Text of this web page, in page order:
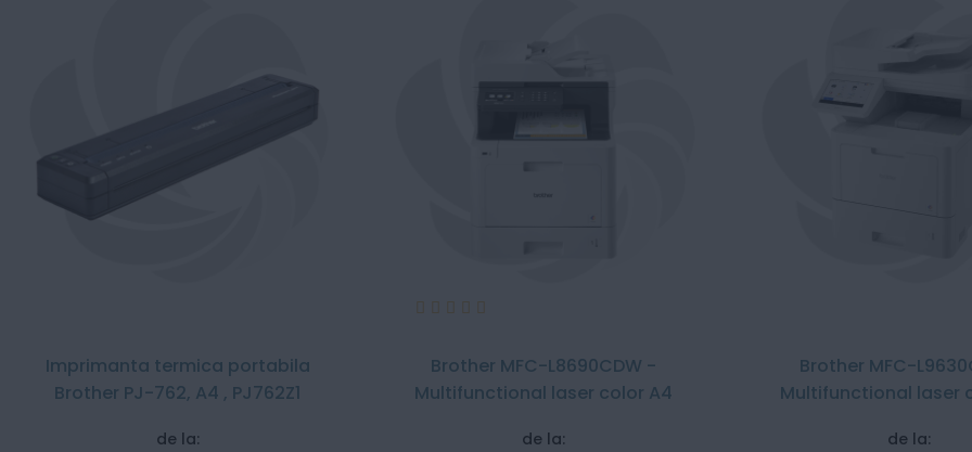
Imprimanta termica portabila
Brother PJ-762, A4 , PJ762Z1
de la:
Evaluare:
Brother MFC-L8690CDW -
Multifunctional laser color A4
de la:
Brother MFC-
Multifunctional laser
de la: